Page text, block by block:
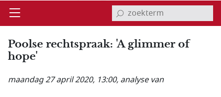
Open invoerveld zoekterm
Poolse rechtspraak: 'A glimmer of
hope'
maandag 27 april 2020, 13:00, analyse van